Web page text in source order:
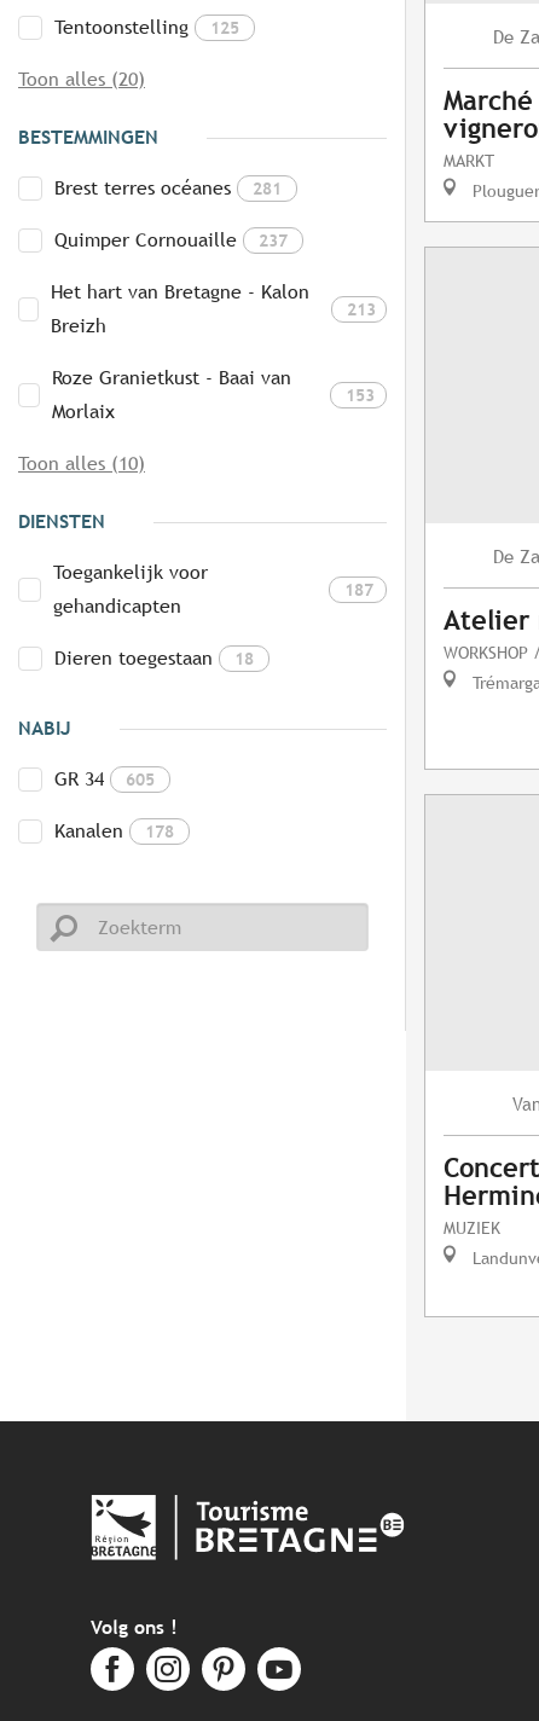
Tentoonstelling 125
Toon alles (20)
BESTEMMINGEN
Brest terres océanes 281
Quimper Cornouaille 237
Het hart van Bretagne - Kalon
Breizh
213
Roze Granietkust - Baai van
Morlaix
153
Toon alles (10)
DIENSTEN
Toegankelijk voor
gehandicapten
187
Dieren toegestaan 18
NABIJ
GR 34 605
Kanalen 178
De
MARKT
De
Atelier
WORKSHOP
MUZIEK
Volg ons !